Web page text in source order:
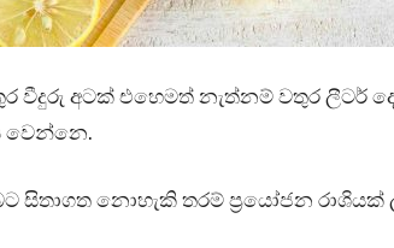
වීදුරු අටක් එහෙමත් නැත්නම් වතුර ලීටර්
වෙන්නෙ.
සිතාගත නොහැකි තරම් ප්‍රයෝජන රාශියක්